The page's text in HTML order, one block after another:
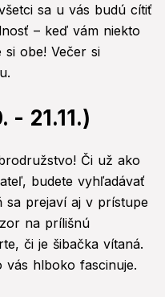
sa u vás budú cítiť
– keď vám niekto
si obe! Večer si
- 21.11.)
Či už ako
budete vyhľadávať
sa prejaví aj v prístupe
na prílišnú
či je šibačka vítaná.
vás hlboko fascinuje.